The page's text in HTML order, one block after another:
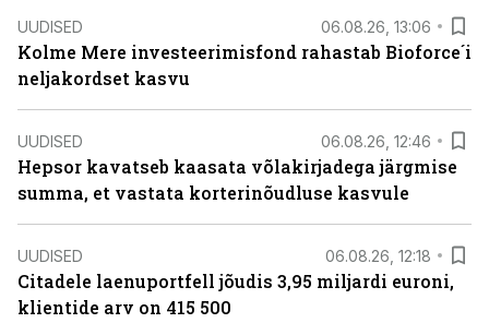
UUDISED 06.08.26, 13:06
Kolme Mere investeerimisfond rahastab Bioforce´i
neljakordset kasvu
UUDISED 06.08.26, 12:46
Hepsor kavatseb kaasata võlakirjadega järgmise
summa, et vastata korterinõudluse kasvule
UUDISED 06.08.26, 12:18
Citadele laenuportfell jõudis 3,95 miljardi euroni,
klientide arv on 415 500